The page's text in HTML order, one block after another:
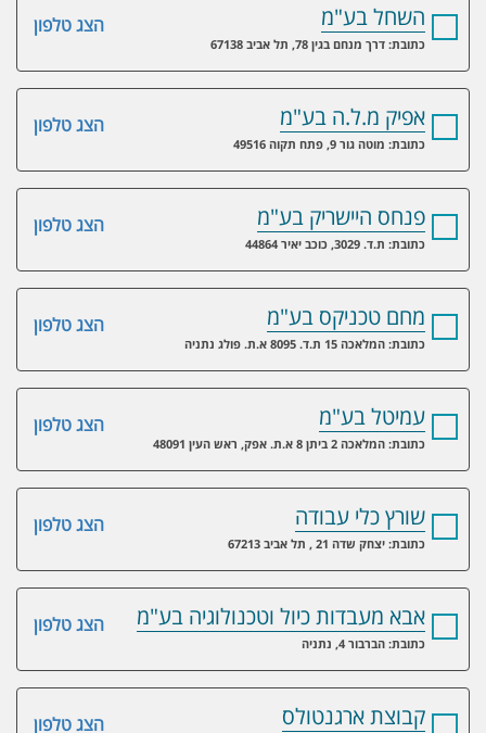
הצג טלפון השחל בע"מ
כתובת: דרך מנחם בגין 78, תל אביב 67138
הצג טלפון אפיק מ.ל.ה בע"מ
כתובת: מוטה גור 9, פתח תקוה 49516
הצג טלפון פנחס היישריק בע"מ
כתובת: ת.ד. 3029, כוכב יאיר 44864
הצג טלפון מחם טכניקס בע"מ
כתובת: המלאכה 15 ת.ד. 8095 א.ת. פולג נתניה
הצג טלפון עמיטל בע"מ
כתובת: המלאכה 2 ביתן 8 א.ת. אפק, ראש העין 48091
הצג טלפון שורץ כלי עבודה
כתובת: יצחק שדה 21 , תל אביב 67213
הצג טלפון אבא מעבדות כיול וטכנולוגיה בע"מ
כתובת: הברבור 4, נתניה
הצג טלפון קבוצת ארגנטולס